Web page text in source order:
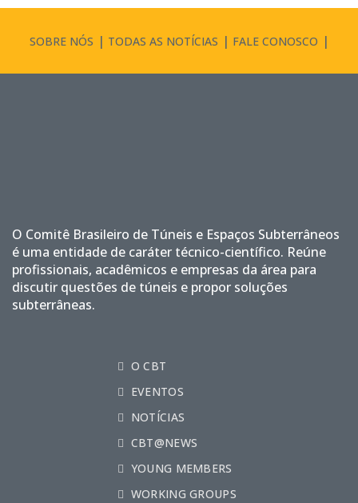
SOBRE NÓS TODAS AS NOTÍCIAS FALE CONOSCO
O Comitê Brasileiro de Túneis e Espaços Subterrâneos
é uma entidade de caráter técnico-científico. Reúne
profissionais, acadêmicos e empresas da área para
discutir questões de túneis e propor soluções
subterrâneas.
O CBT
EVENTOS
NOTÍCIAS
CBT@NEWS
YOUNG MEMBERS
WORKING GROUPS